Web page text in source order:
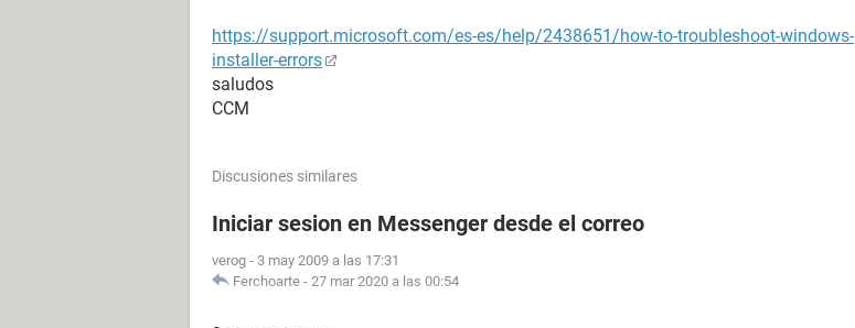
https://support.microsoft.com/es-es/help/2438651/how-to-troubleshoot-windows-
installer-errors
saludos
CCM
Discusiones similares
Iniciar sesion en Messenger desde el correo
verog - 3 may 2009 a las 17:31
Ferchoarte - 27 mar 2020 a las 00:54